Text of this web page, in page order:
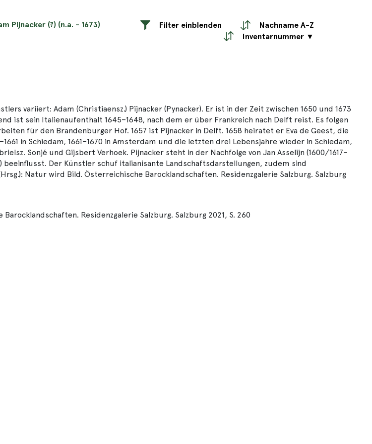
Pijnacker (?) (n.a. - 1673) Filter einblenden
Nachname A-Z
Inventarnummer ▼
variiert: Adam (Christiaensz.) Pijnacker (Pynacker). Er ist in der Zeit zwischen 1650 und 1673
ist sein Italienaufenthalt 1645–1648, nach dem er über Frankreich nach Delft reist. Es folgen
für den Brandenburger Hof. 1657 ist Pijnacker in Delft. 1658 heiratet er Eva de Geest, die
in Schiedam, 1661–1670 in Amsterdam und die letzten drei Lebensjahre wieder in Schiedam,
Sonjé und Gijsbert Verhoek. Pijnacker steht in der Nachfolge von Jan Asselijn (1600/1617–
beeinflusst. Der Künstler schuf italianisante Landschaftsdarstellungen, zudem sind
Natur wird Bild. Österreichische Barocklandschaften. Residenzgalerie Salzburg. Salzburg
Residenzgalerie Salzburg. Salzburg 2021, S. 260